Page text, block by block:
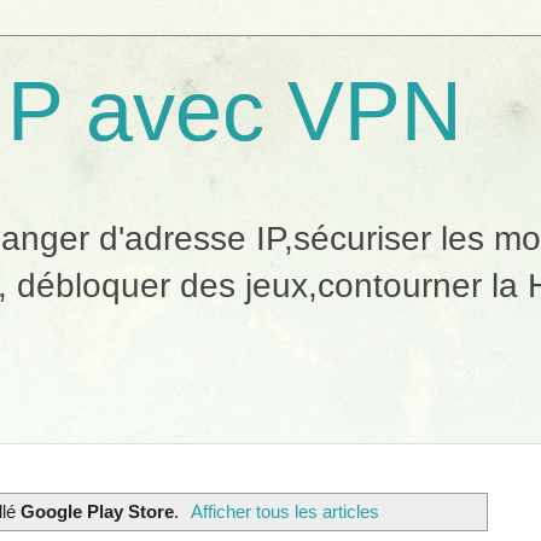
avec VPN
d'adresse IP,sécuriser les
débloquer des jeux,contourner la
Google Play Store. Afficher tous les articles